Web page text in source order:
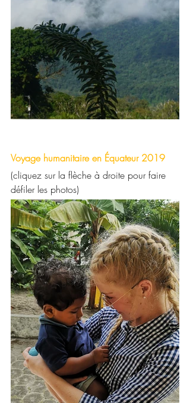
Voyage humanitaire en Équateur 2019
(cliquez sur la flèche à droite pour faire
défiler les photos)